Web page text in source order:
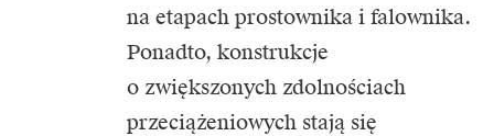
na etapach prostownika i falownika.
Ponadto, konstrukcje
o zwiększonych zdolnościach
przeciążeniowych stają się